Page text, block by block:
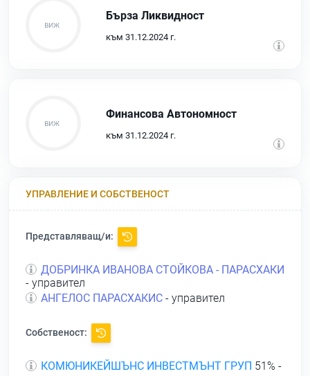
Бърза Ликвидност
към 31.12.2024 г.
Финансова Автономност
към 31.12.2024 г.
УПРАВЛЕНИЕ И СОБСТВЕНОСТ
Представляващ/и:
ДОБРИНКА ИВАНОВА СТОЙКОВА - ПАРАСХАКИ
- управител
АНГЕЛОС ПАРАСХАКИС - управител
Собственост:
КОМЮНИКЕЙШЪНС ИНВЕСТМЪНТ ГРУП 51% -